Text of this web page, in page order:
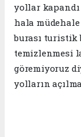
yollar
hala
burası turistik
temizlenmesi
göremiyoruz
yolların